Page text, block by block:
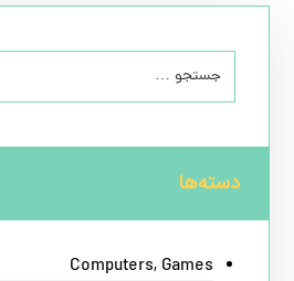
دسته‌ها
Computers, Games